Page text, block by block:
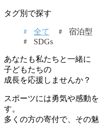
タグ別で探す
全て 宿泊型
SDGs
あなたも私たちと一緒に
子どもたちの
成長を応援しませんか？
スポーツには勇気や感動
す。
多くの方の寄付で、その